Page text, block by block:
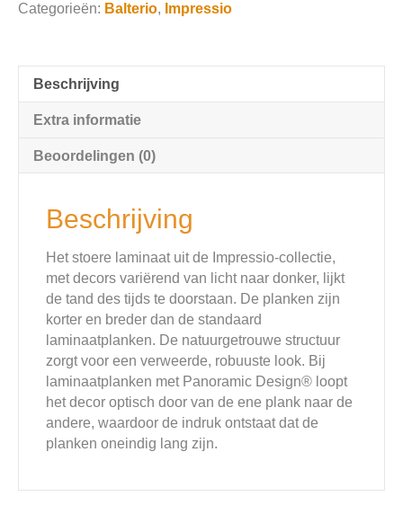
Categorieën: Balterio, Impressio
Beschrijving
Extra informatie
Beoordelingen (0)
Beschrijving
Het stoere laminaat uit de Impressio-collectie,
met decors variërend van licht naar donker, lijkt
de tand des tijds te doorstaan. De planken zijn
korter en breder dan de standaard
laminaatplanken. De natuurgetrouwe structuur
zorgt voor een verweerde, robuuste look. Bij
laminaatplanken met Panoramic Design® loopt
het decor optisch door van de ene plank naar de
andere, waardoor de indruk ontstaat dat de
planken oneindig lang zijn.